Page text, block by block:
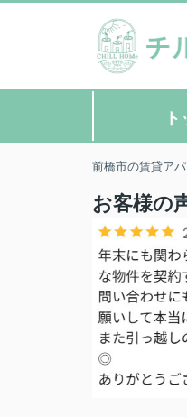
前橋市の賃貸ア
お客様の